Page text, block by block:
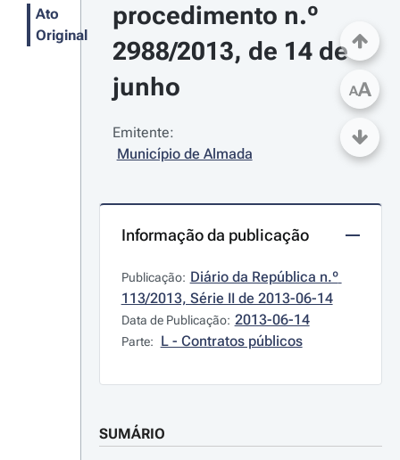
Ato
Original
procedimento n.º
2988/2013, de 14 de
junho
Emitente:
Município de Almada
Informação da publicação
Publicação: Diário da República n.º
113/2013, Série II de 2013-06-14
Data de Publicação: 2013-06-14
Parte: L - Contratos públicos
SUMÁRIO
AA